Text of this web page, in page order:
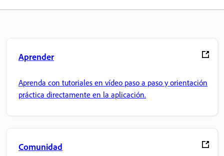
Aprender
Aprenda con tutoriales en vídeo paso a paso y orientación
práctica directamente en la aplicación.
Comunidad